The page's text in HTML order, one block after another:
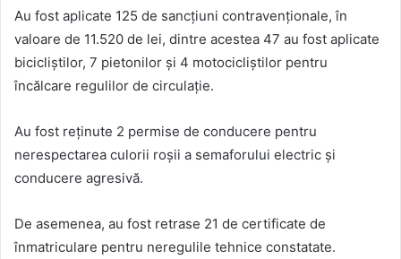
Au fost aplicate 125 de sancțiuni contravenționale, în
valoare de 11.520 de lei, dintre acestea 47 au fost aplicate
bicicliștilor, 7 pietonilor și 4 motocicliștilor pentru
încălcare regulilor de circulație.
Au fost reținute 2 permise de conducere pentru
nerespectarea culorii roșii a semaforului electric și
conducere agresivă.
De asemenea, au fost retrase 21 de certificate de
înmatriculare pentru neregulile tehnice constatate.